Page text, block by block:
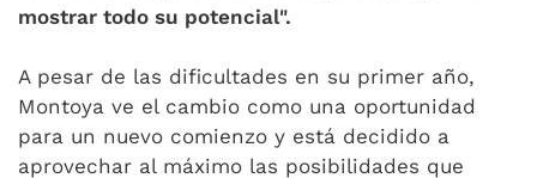
mostrar todo su potencial".
A pesar de las dificultades en su primer año,
Montoya ve el cambio como una oportunidad
para un nuevo comienzo y está decidido a
aprovechar al máximo las posibilidades que